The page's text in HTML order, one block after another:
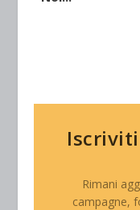
Rimani
campagne,